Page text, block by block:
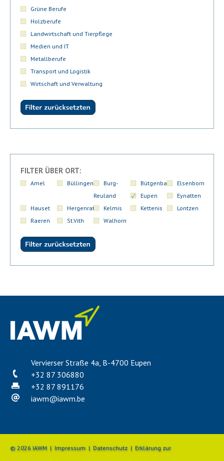
Grüne Berufe
Holzberufe
Landwirtschaft und Tierpflege
Medien und IT
Metallberufe
Transport und Logistik
Wirtschaft und Verwaltung
FILTER ÜBER ORT:
Amel Büllingen
Burg-
Reuland
Bütgenbach
Elsenborn
Eupen
Eynatten
Hauset
Hergenrath Kelmis Kettenis
Lontzen
Raeren
St.Vith Walhorn
Vervierser Straße 4a, B-4700 Eupen
+32 87 306880
+32 87 891176
iawm@iawm.be
© 2026 IAWM | Impressum| Datenschutz| Erklärung zur